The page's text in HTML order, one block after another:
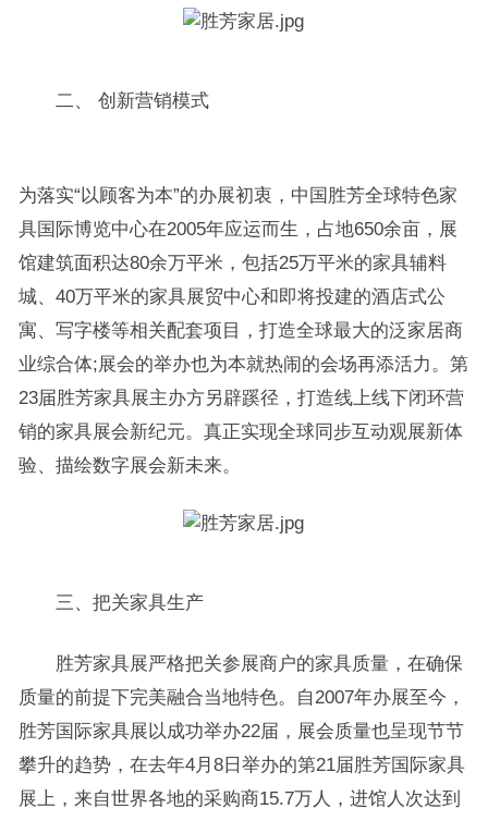
二、 创新营销模式
为落实“以顾客为本”的办展初衷，中国胜芳全球特色家
具国际博览中心在2005年应运而生，占地650余亩，展
馆建筑面积达80余万平米，包括25万平米的家具辅料
城、40万平米的家具展贸中心和即将投建的酒店式公
寓、写字楼等相关配套项目，打造全球最大的泛家居商
业综合体;展会的举办也为本就热闹的会场再添活力。第
23届胜芳家具展主办方另辟蹊径，打造线上线下闭环营
销的家具展会新纪元。真正实现全球同步互动观展新体
验、描绘数字展会新未来。
三、把关家具生产
胜芳家具展严格把关参展商户的家具质量，在确保
质量的前提下完美融合当地特色。自2007年办展至今，
胜芳国际家具展以成功举办22届，展会质量也呈现节节
攀升的趋势，在去年4月8日举办的第21届胜芳国际家具
展上，来自世界各地的采购商15.7万人，进馆人次达到